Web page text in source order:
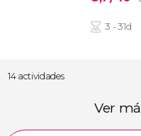
3 - 31d
14 actividades
Ver